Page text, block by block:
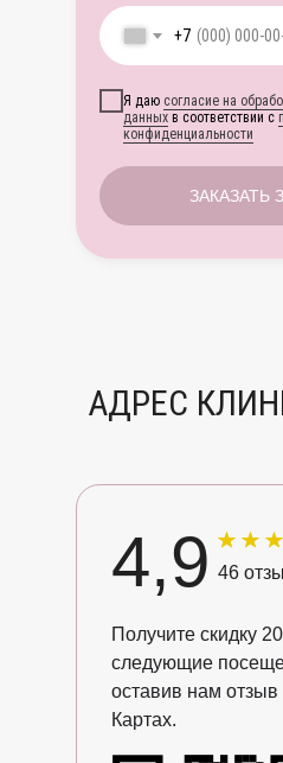
+7
Я даю согласие на
данных в соответствии с
конфиденциальности
ЗАКАЗАТЬ
АДРЕС
Получите скидку
следующие
оставив нам
Картах.
46
4,9